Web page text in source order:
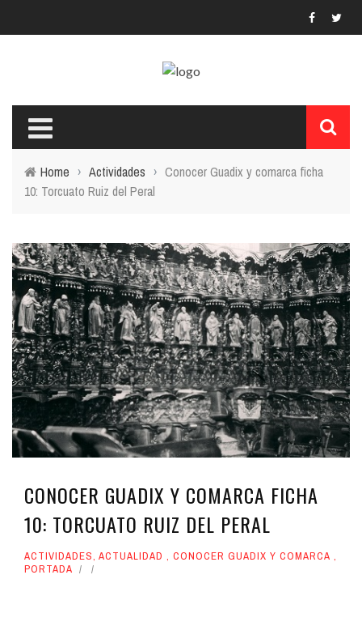
Home › Actividades › Conocer Guadix y comarca ficha
10: Torcuato Ruiz del Peral
CONOCER GUADIX Y COMARCA FICHA
10: TORCUATO RUIZ DEL PERAL
ACTIVIDADES, ACTUALIDAD , CONOCER GUADIX Y COMARCA ,
PORTADA